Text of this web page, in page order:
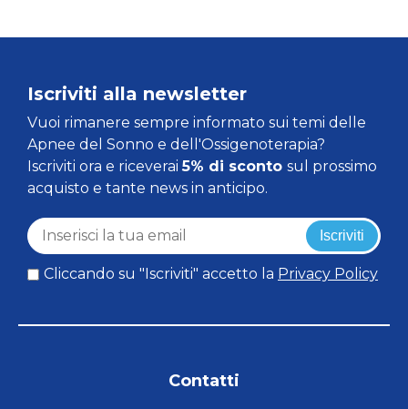
Iscriviti alla newsletter
Vuoi rimanere sempre informato sui temi delle
Apnee del Sonno e dell'Ossigenoterapia?
Iscriviti ora e riceverai5% di sconto sul prossimo
acquisto e tante news in anticipo.
Iscriviti
Cliccando su "Iscriviti" accetto la Privacy Policy
Contatti